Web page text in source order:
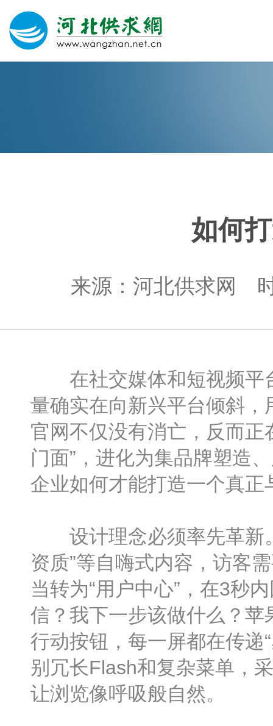
如何
来源：河北供求网
在社交媒体和短视频平台
量确实在向新兴平台倾斜
官网不仅没有消亡，反而
门面”，进化为集品牌塑造
企业如何才能打造一个真
设计理念必须率先革新
资质”等自嗨式内容，访客
当转为“用户中心”，在3秒
信？我下一步该做什么？
行动按钮，每一屏都在传递
别冗长Flash和复杂菜单，
让浏览像呼吸般自然。